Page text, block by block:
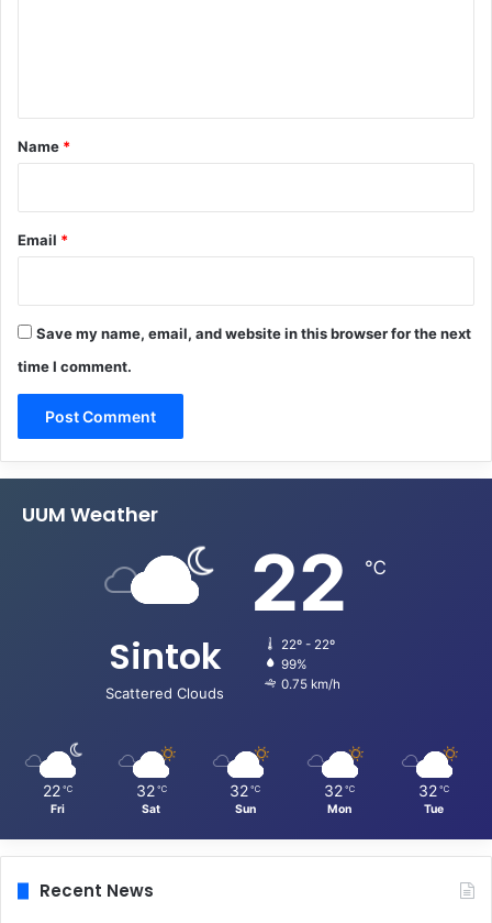
*
Name *
Email *
Save my name, email, and website in this browser for the next
time I comment.
UUM Weather
Sintok
Scattered Clouds
22 ℃
22º - 22º
99%
0.75 km/h
22 ℃
Fri
32 ℃
Sat
32 ℃
Sun
32 ℃
Mon
32 ℃
Tue
Recent News